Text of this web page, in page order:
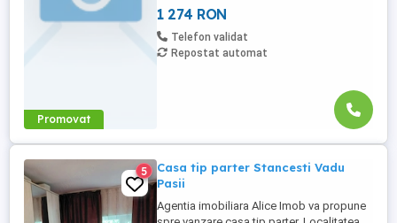
Promovat
1 274 RON
Telefon validat
Repostat automat
5
Casa tip parter Stancesti Vadu
Pasii
Agentia imobiliara Alice Imob va propune